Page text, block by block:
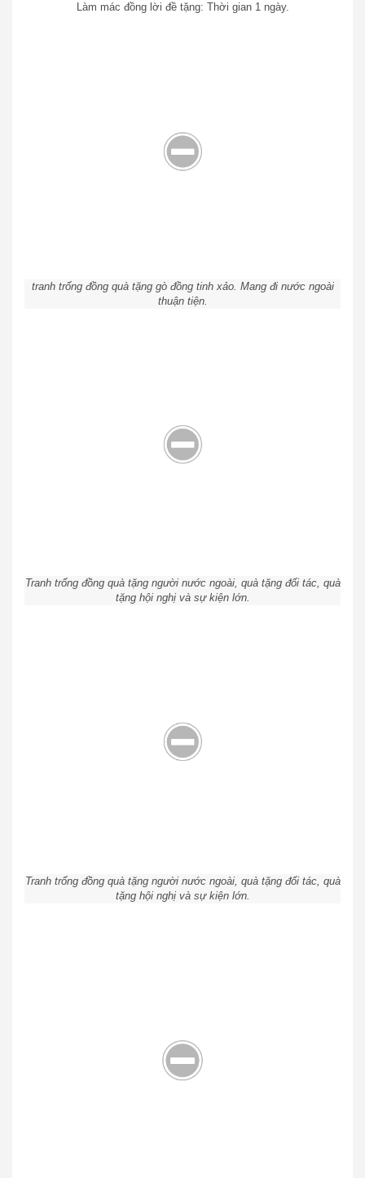
Làm mác đồng lời đề tặng: Thời gian 1 ngày.
tranh trống đồng quà tặng gò đồng tinh xảo. Mang đi nước ngoài
thuận tiện.
Tranh trống đồng quà tặng người nước ngoài, quà tặng đối tác, quà
tặng hội nghị và sự kiện lớn.
Tranh trống đồng quà tặng người nước ngoài, quà tặng đối tác, quà
tặng hội nghị và sự kiện lớn.